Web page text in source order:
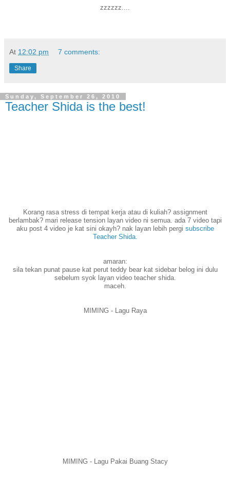
zzzzzz....
At 12:02 pm 7 comments:
Share
Sunday, September 26, 2010
Teacher Shida is the best!
Korang rasa stress di tempat kerja atau di kuliah? assignment
berlambak? mari release tension layan video ni semua. ada 7 video tapi
aku post 4 video je kat sini okayh? nak layan lebih pergi subscribe
Teacher Shida.
amaran:
sila tekan punat pause kat perut teddy bear kat sidebar belog ini dulu
sebelum syok layan video teacher shida.
maceh.
MIMING - Lagu Raya
MIMING - Lagu Pakai Buang Stacy